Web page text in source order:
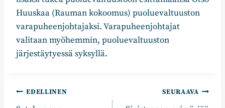
Huuskaa (Rauman kokoomus) puoluevaltuuston
varapuheenjohtajaksi. Varapuheenjohtajat
valitaan myöhemmin, puoluevaltuuston
järjestäytyessä syksyllä.
Artikkelien
EDELLINEN SEURAAVA